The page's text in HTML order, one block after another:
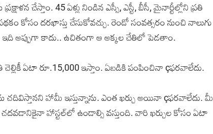
చేస్తాం. 45 ఏళ్లు నిండిన ఎస్సీ, ఎస్టీ, బీసీ, మైనార్టీల్లోని ప్రతి
కోసం దరఖాస్తు చేసుకోవచ్చు. రెండో సంవత్సరం నుంచి నాలుగు
ఇది అప్పుగా కాదు.. ఉచితంగా ఆ అక్కల చేతిలో పెడతాం.
చెల్లికీ ఏటా రూ.15,000 ఇస్తాం. ఏబడికి పంపించినా çఫరవాలేదు.
చదివిస్తానని హామీ ఇస్తున్నాను. ఎంత ఖర్చు అయినా çఫరవాలేదు. మీ
చదవడానికైనా హాస్టల్‌లో ఉండాల్సి వస్తుంది. వారి ఖర్చుల కోసం ఏటా